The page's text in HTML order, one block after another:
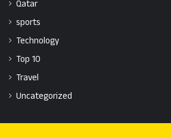
Qatar
sports
Technology
Top 10
Travel
Uncategorized